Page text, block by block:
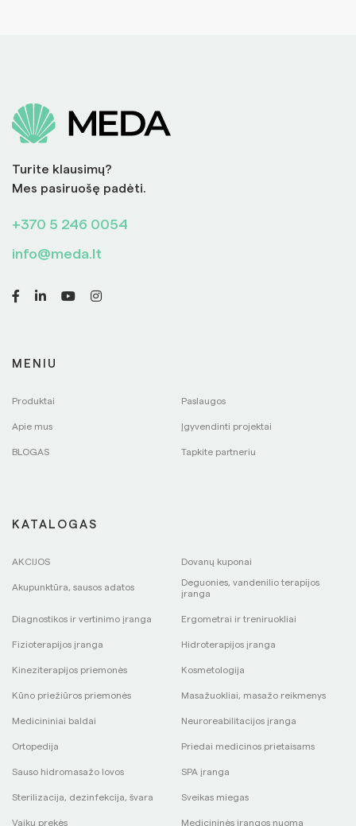
Turite klausimų?
Mes pasiruošę padėti.
+370 5 246 0054
info@meda.lt
MENIU
Produktai Paslaugos
Apie mus Įgyvendinti projektai
BLOGAS Tapkite partneriu
KATALOGAS
AKCIJOS Dovanų kuponai
Akupunktūra, sausos adatos
Deguonies, vandenilio terapijos
įranga
Diagnostikos ir vertinimo įranga Ergometrai ir treniruokliai
Fizioterapijos įranga Hidroterapijos įranga
Kineziterapijos priemonės Kosmetologija
Kūno priežiūros priemonės Masažuokliai, masažo reikmenys
Medicininiai baldai Neuroreabilitacijos įranga
Ortopedija Priedai medicinos prietaisams
Sauso hidromasažo lovos SPA įranga
Sterilizacija, dezinfekcija, švara Sveikas miegas
Vaikų prekės Medicininės įrangos nuoma